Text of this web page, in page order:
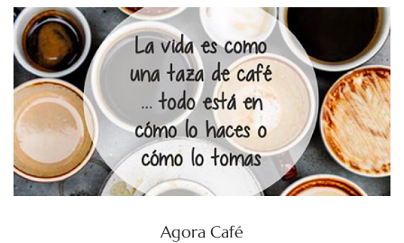
Agora Café